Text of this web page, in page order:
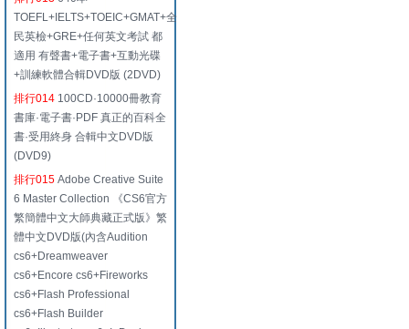
TOEFL+IELTS+TOEIC+GMAT+全
民英檢+GRE+任何英文考試 都
適用 有聲書+電子書+互動光碟
+訓練軟體合輯DVD版 (2DVD)
排行014 100CD·10000冊教育
書庫·電子書·PDF 真正的百科全
書·受用終身 合輯中文DVD版
(DVD9)
排行015 Adobe Creative Suite
6 Master Collection 《CS6官方
繁簡體中文大師典藏正式版》繁
體中文DVD版(內含Audition
cs6+Dreamweaver
cs6+Encore cs6+Fireworks
cs6+Flash Professional
cs6+Flash Builder